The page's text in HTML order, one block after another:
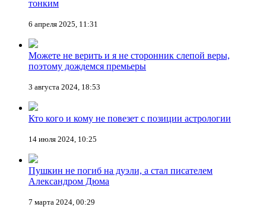
тонким
6 апреля 2025, 11:31
Можете не верить и я не сторонник слепой веры,
поэтому дождемся премьеры
3 августа 2024, 18:53
Кто кого и кому не повезет с позиции астрологии
14 июля 2024, 10:25
Пушкин не погиб на дуэли, а стал писателем
Александром Дюма
7 марта 2024, 00:29